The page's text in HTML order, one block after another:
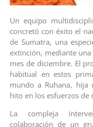
Un equipo
concretó con éxito el
de Sumatra, una
extinción, mediante
mes de diciembre. El
habitual en estos
mundo a Ruhana, hija
hito en los esfuerzos
La compleja
colaboración de un